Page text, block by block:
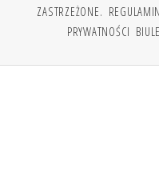
ZASTRZEŻONE.
PRYWATNOŚCI